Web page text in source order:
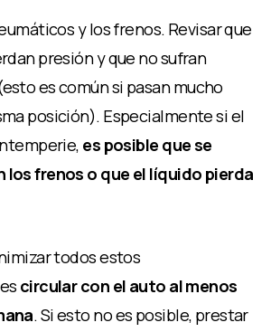
y los frenos. Revisar que
presión y que no sufran
es común si pasan mucho
posición). Especialmente si el
es posible que se
los frenos o que el líquido pierda
todos estos
circular con el auto al menos
. Si esto no es posible, prestar